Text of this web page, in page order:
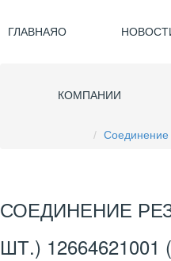
ГЛАВНАЯО
КОМПАНИИ
Соединение
СОЕДИНЕНИЕ
ШТ.) 12664621001